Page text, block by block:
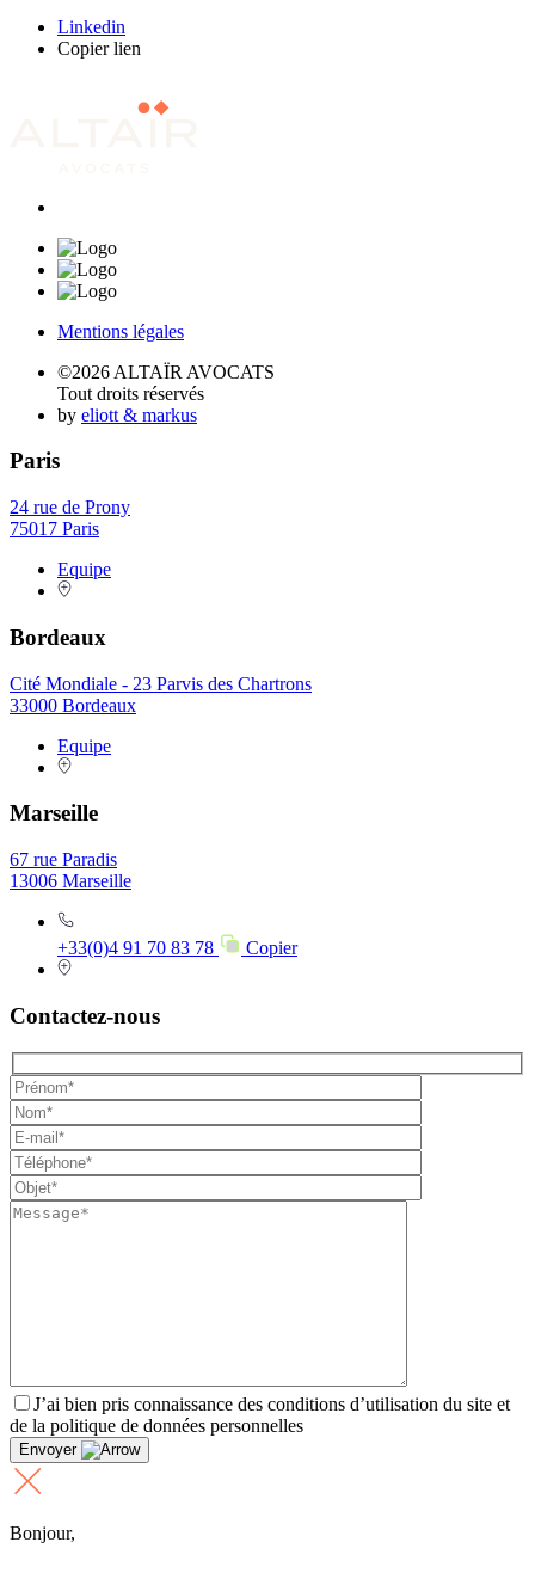
Linkedin
Copier lien
Mentions légales
©2026 ALTAÏR AVOCATS
Tout droits réservés
by eliott & markus
Paris
24 rue de Prony
75017 Paris
Equipe
Bordeaux
Cité Mondiale - 23 Parvis des Chartrons
33000 Bordeaux
Equipe
Marseille
67 rue Paradis
13006 Marseille
+33(0)4 91 70 83 78 Copier
Contactez-nous
J’ai bien pris connaissance des conditions d’utilisation du site et
de la politique de données personnelles
Envoyer
Bonjour,